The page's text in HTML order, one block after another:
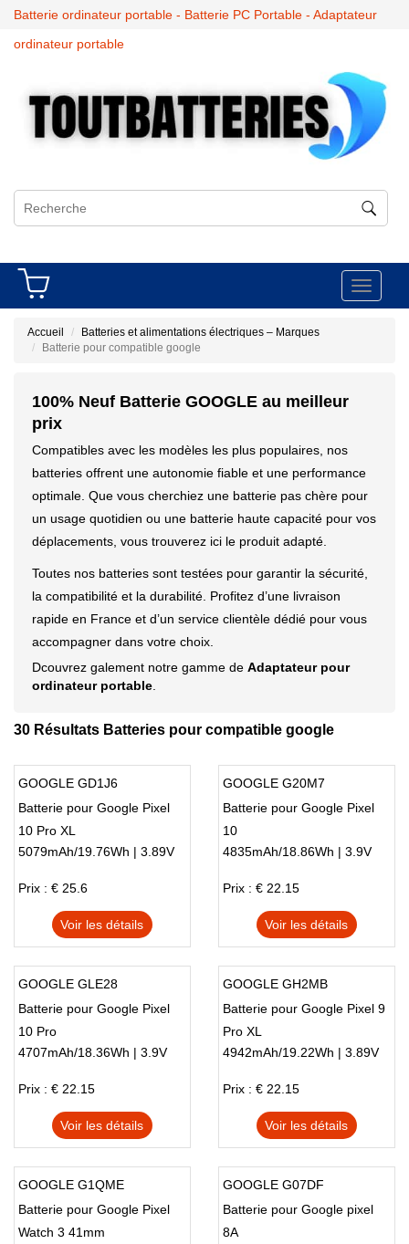
Batterie ordinateur portable - Batterie PC Portable - Adaptateur
ordinateur portable
Toggle
Accueil
Batteries et alimentations électriques – Marques
Batterie pour compatible google
100% Neuf Batterie GOOGLE au meilleur
prix
Compatibles avec les modèles les plus populaires, nos
batteries offrent une autonomie fiable et une performance
optimale. Que vous cherchiez une batterie pas chère pour
un usage quotidien ou une batterie haute capacité pour vos
déplacements, vous trouverez ici le produit adapté.
Toutes nos batteries sont testées pour garantir la sécurité,
la compatibilité et la durabilité. Profitez d’une livraison
rapide en France et d’un service clientèle dédié pour vous
accompagner dans votre choix.
Dcouvrez galement notre gamme de Adaptateur pour
ordinateur portable
30 Résultats Batteries pour compatible google
GOOGLE GD1J6
Batterie pour Google Pixel
10 Pro XL
5079mAh/19.76Wh | 3.89V
Prix : € 25.6
Voir les détails
GOOGLE G20M7
Batterie pour Google Pixel
10
4835mAh/18.86Wh | 3.9V
Prix : € 22.15
Voir les détails
GOOGLE GLE28
Batterie pour Google Pixel
10 Pro
4707mAh/18.36Wh | 3.9V
Prix : € 22.15
Voir les détails
GOOGLE GH2MB
Batterie pour Google Pixel 9
Pro XL
4942mAh/19.22Wh | 3.89V
Prix : € 22.15
Voir les détails
GOOGLE G1QME
Batterie pour Google Pixel
Watch 3 41mm
GOOGLE G07DF
Batterie pour Google pixel
8A